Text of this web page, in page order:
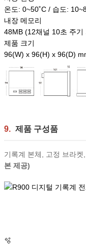
온도: 0~50˚C / 습도:
내장 메모리
48MB (12채널 10초 주
제품 크기
96(W) x 96(H) x 96(D)
9. 제품 구성품
기록계 본체, 고정 브라켓
본 제공)
🫧